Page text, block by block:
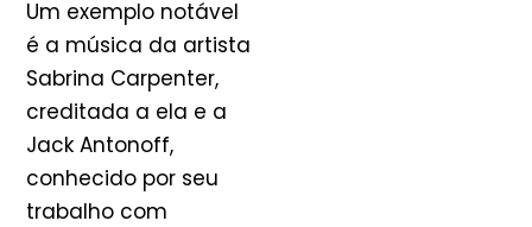
Um exemplo notável
é a música da artista
Sabrina Carpenter,
creditada a ela e a
Jack Antonoff,
conhecido por seu
trabalho com